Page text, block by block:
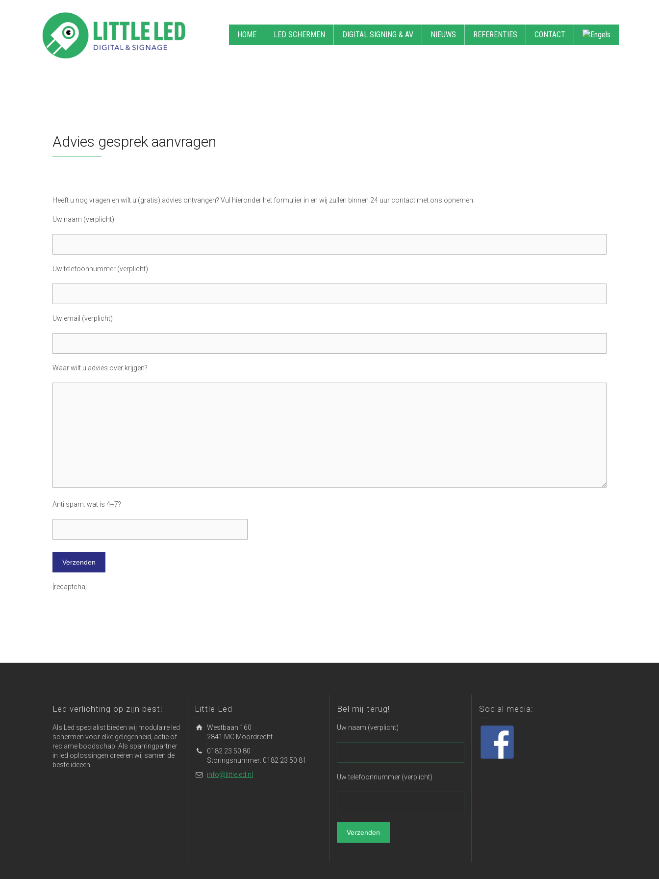
HOME LED SCHERMEN DIGITAL SIGNING & AV NIEUWS REFERENTIES CONTACT
Advies gesprek aanvragen
Heeft u nog vragen en wilt u (gratis) advies ontvangen? Vul hieronder het formulier in en wij zullen binnen 24 uur contact met ons opnemen.
Uw naam (verplicht)
Uw telefoonnummer (verplicht)
Uw email (verplicht)
Waar wilt u advies over krijgen?
Anti spam: wat is 4+7?
[recaptcha]
Led verlichting op zijn best!
Als Led specialist bieden wij modulaire led
schermen voor elke gelegenheid, actie of
reclame boodschap. Als sparringpartner
in led oplossingen creëren wij samen de
beste ideeën.
Little Led
Westbaan 160
2841 MC Moordrecht
0182 23 50 80
Storingsnummer: 0182 23 50 81
info@littleled.nl
Bel mij terug!
Uw naam (verplicht)
Uw telefoonnummer (verplicht)
Social media: